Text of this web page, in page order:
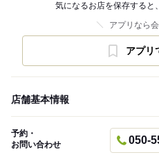
気になるお店を保存すると
アプリなら
アプリ
店舗基本情報
予約・
お問い合わせ
050-